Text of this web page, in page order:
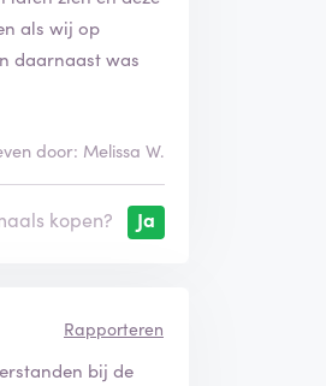
als wij op
daarnaast was
door: Melissa W.
kopen? Ja
Rapporteren
bij de